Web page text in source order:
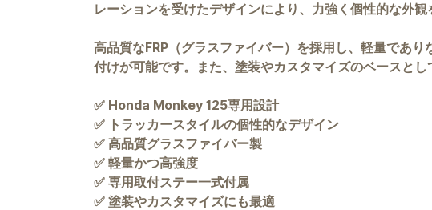
レーションを受けたデザインにより、力強く個性的な外観
高品質なFRP（グラスファイバー）を採用し、軽量であ
付けが可能です。また、塗装やカスタマイズのベースとし
✅ Honda Monkey 125専用設計
✅ トラッカースタイルの個性的なデザイン
✅ 高品質グラスファイバー製
✅ 軽量かつ高強度
✅ 専用取付ステー一式付属
✅ 塗装やカスタマイズにも最適